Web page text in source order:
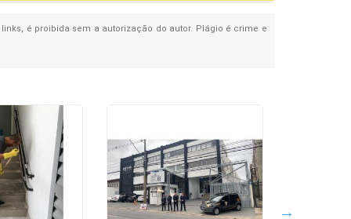
é proibida sem a autorização do autor. Plágio é crime e